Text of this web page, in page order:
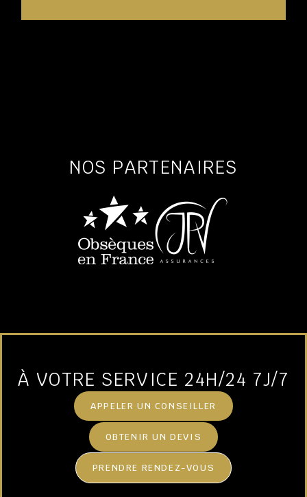
NOS PARTENAIRES
À VOTRE SERVICE 24H/24 7J/7
APPELER UN CONSEILLER
OBTENIR UN DEVIS
PRENDRE RENDEZ-VOUS